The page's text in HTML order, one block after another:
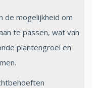
de mogelijkheid om
te passen, wat van
plantengroei en